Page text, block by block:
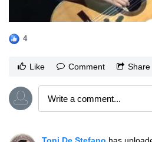
4
Like Comment Share
Toni De Stefano has